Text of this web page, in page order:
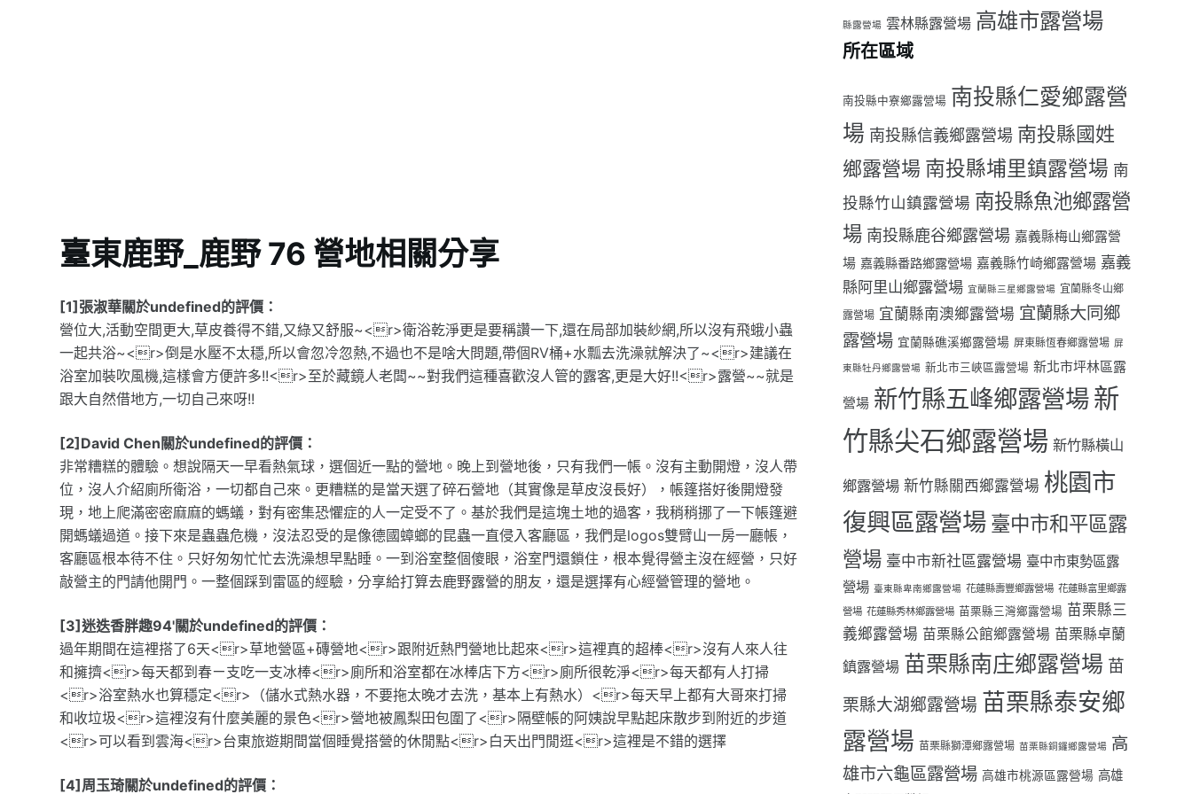
臺東鹿野_鹿野 76 營地相關分享
[1]張淑華關於undefined的評價：
營位大,活動空間更大,草皮養得不錯,又綠又舒服~<r>衛浴乾淨更是要稱讚一下,還在局部加裝紗網,所以沒有飛蛾小蟲
一起共浴~<r>倒是水壓不太穩,所以會忽冷忽熱,不過也不是啥大問題,帶個RV桶+水瓢去洗澡就解決了~<r>建議在
浴室加裝吹風機,這樣會方便許多!!<r>至於藏鏡人老闆~~對我們這種喜歡沒人管的露客,更是大好!!<r>露營~~就是
跟大自然借地方,一切自己來呀!!
[2]David Chen關於undefined的評價：
非常糟糕的體驗。想說隔天一早看熱氣球，選個近一點的營地。晚上到營地後，只有我們一帳。沒有主動開燈，沒人帶
位，沒人介紹廁所衛浴，一切都自己來。更糟糕的是當天選了碎石營地（其實像是草皮沒長好），帳篷搭好後開燈發
現，地上爬滿密密麻麻的螞蟻，對有密集恐懼症的人一定受不了。基於我們是這塊土地的過客，我稍稍挪了一下帳篷避
開螞蟻過道。接下來是蟲蟲危機，沒法忍受的是像德國蟑螂的昆蟲一直侵入客廳區，我們是logos雙臂山一房一廳帳，
客廳區根本待不住。只好匆匆忙忙去洗澡想早點睡。一到浴室整個傻眼，浴室門還鎖住，根本覺得營主沒在經營，只好
敲營主的門請他開門。一整個踩到雷區的經驗，分享給打算去鹿野露營的朋友，還是選擇有心經營管理的營地。
[3]迷迭香胖趣94'關於undefined的評價：
過年期間在這裡搭了6天<r>草地營區+磚營地<r>跟附近熱門營地比起來<r>這裡真的超棒<r>沒有人來人往
和擁擠<r>每天都到春ㄧ支吃一支冰棒<r>廁所和浴室都在冰棒店下方<r>廁所很乾淨<r>每天都有人打掃
<r>浴室熱水也算穩定<r>（儲水式熱水器，不要拖太晚才去洗，基本上有熱水）<r>每天早上都有大哥來打掃
和收垃圾<r>這裡沒有什麼美麗的景色<r>營地被鳳梨田包圍了<r>隔壁帳的阿姨說早點起床散步到附近的步道
<r>可以看到雲海<r>台東旅遊期間當個睡覺搭營的休閒點<r>白天出門閒逛<r>這裡是不錯的選擇
[4]周玉琦關於undefined的評價：
縣露營場 雲林縣露營場 高雄市露營場
所在區域
南投縣中寮鄉露營場 南投縣仁愛鄉露營
場 南投縣信義鄉露營場 南投縣國姓
鄉露營場 南投縣埔里鎮露營場 南
投縣竹山鎮露營場 南投縣魚池鄉露營
場 南投縣鹿谷鄉露營場 嘉義縣梅山鄉露營
場 嘉義縣番路鄉露營場 嘉義縣竹崎鄉露營場 嘉義
縣阿里山鄉露營場 宜蘭縣三星鄉露營場 宜蘭縣冬山鄉
露營場 宜蘭縣南澳鄉露營場 宜蘭縣大同鄉
露營場 宜蘭縣礁溪鄉露營場 屏東縣恆春鄉露營場 屏
東縣牡丹鄉露營場 新北市三峽區露營場 新北市坪林區露
營場 新竹縣五峰鄉露營場新
竹縣尖石鄉露營場 新竹縣橫山
鄉露營場 新竹縣關西鄉露營場 桃園市
復興區露營場 臺中市和平區露
營場 臺中市新社區露營場 臺中市東勢區露
營場 臺東縣卑南鄉露營場 花蓮縣壽豐鄉露營場 花蓮縣富里鄉露
營場 花蓮縣秀林鄉露營場 苗栗縣三灣鄉露營場 苗栗縣三
義鄉露營場 苗栗縣公館鄉露營場 苗栗縣卓蘭
鎮露營場 苗栗縣南庄鄉露營場 苗
栗縣大湖鄉露營場 苗栗縣泰安鄉
露營場 苗栗縣獅潭鄉露營場 苗栗縣銅鑼鄉露營場 高
雄市六龜區露營場 高雄市桃源區露營場 高雄